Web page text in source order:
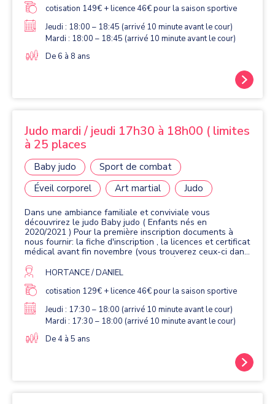
REMETTRE L' ATTESTATION SANTÉ.
cotisation 149€ + licence 46€ pour la saison sportive
Jeudi : 18:00 – 18:45 (arrivé 10 minute avant le cour)
Mardi : 18:00 – 18:45 (arrivé 10 minute avant le cour)
De 6 à 8 ans
Judo mardi / jeudi 17h30 à 18h00 ( limites
à 25 places
Baby judo
Sport de combat
Éveil corporel
Art martial Judo
Dans une ambiance familiale et conviviale vous
découvrirez le judo Baby judo ( Enfants nés en
2020/2021 ) Pour la première inscription documents à
nous fournir: la fiche d'inscription , la licences et certificat
médical avant fin novembre (vous trouverez ceux-ci dans
LEURS 2ème SAISON OU PLUS REMPLIR LE
QUESTIONNAIRE MÉDICAL SANTÉ QUE VOUS GARDER
ET NOUS REMETTRE L' ATTESTATION SANTÉ.
HORTANCE / DANIEL
cotisation 129€ + licence 46€ pour la saison sportive
Jeudi : 17:30 – 18:00 (arrivé 10 minute avant le cour)
Mardi : 17:30 – 18:00 (arrivé 10 minute avant le cour)
De 4 à 5 ans